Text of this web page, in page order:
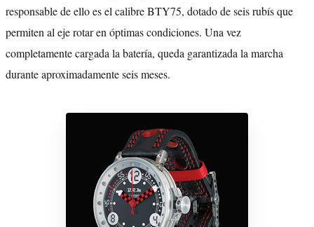
responsable de ello es el calibre BTY75, dotado de seis rubís que
permiten al eje rotar en óptimas condiciones. Una vez
completamente cargada la batería, queda garantizada la marcha
durante aproximadamente seis meses.